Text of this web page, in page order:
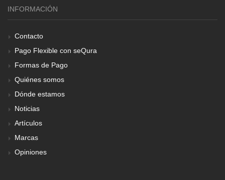
INFORMACIÓN
Contacto
Pago Flexible con seQura
Formas de Pago
Quiénes somos
Dónde estamos
Noticias
Artículos
Marcas
Opiniones